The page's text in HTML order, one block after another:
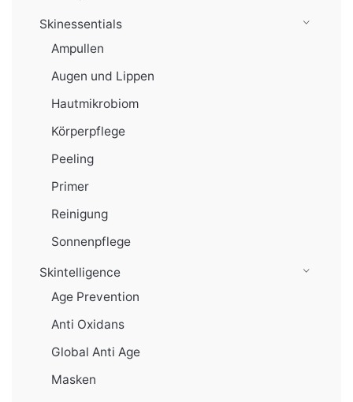
Skinessentials
Ampullen
Augen und Lippen
Hautmikrobiom
Körperpflege
Peeling
Primer
Reinigung
Sonnenpflege
Skintelligence
Age Prevention
Anti Oxidans
Global Anti Age
Masken